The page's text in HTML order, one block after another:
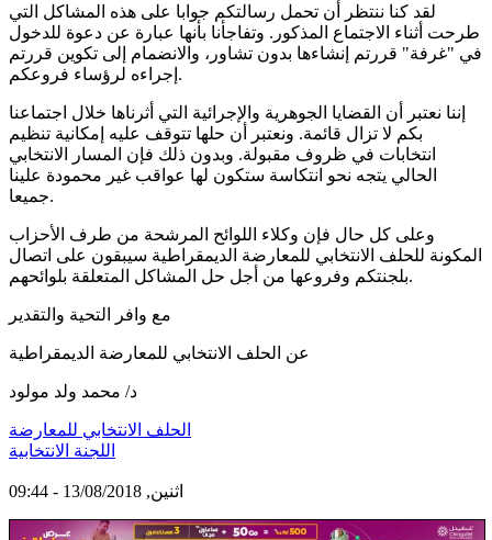
لقد كنا ننتظر أن تحمل رسالتكم جوابا على هذه المشاكل التي
طرحت أثناء الاجتماع المذكور. وتفاجأنا بأنها عبارة عن دعوة للدخول
في "غرفة" قررتم إنشاءها بدون تشاور، والانضمام إلى تكوين قررتم
إجراءه لرؤساء فروعكم.
إننا نعتبر أن القضايا الجوهرية والإجرائية التي أثرناها خلال اجتماعنا
بكم لا تزال قائمة. ونعتبر أن حلها تتوقف عليه إمكانية تنظيم
انتخابات في ظروف مقبولة. وبدون ذلك فإن المسار الانتخابي
الحالي يتجه نحو انتكاسة ستكون لها عواقب غير محمودة علينا
جميعا.
وعلى كل حال فإن وكلاء اللوائح المرشحة من طرف الأحزاب
المكونة للحلف الانتخابي للمعارضة الديمقراطية سيبقون على اتصال
بلجنتكم وفروعها من أجل حل المشاكل المتعلقة بلوائحهم.
مع وافر التحية والتقدير
عن الحلف الانتخابي للمعارضة الديمقراطية
د/ محمد ولد مولود
الحلف الانتخابي للمعارضة
اللجنة الانتخابية
اثنين, 13/08/2018 - 09:44